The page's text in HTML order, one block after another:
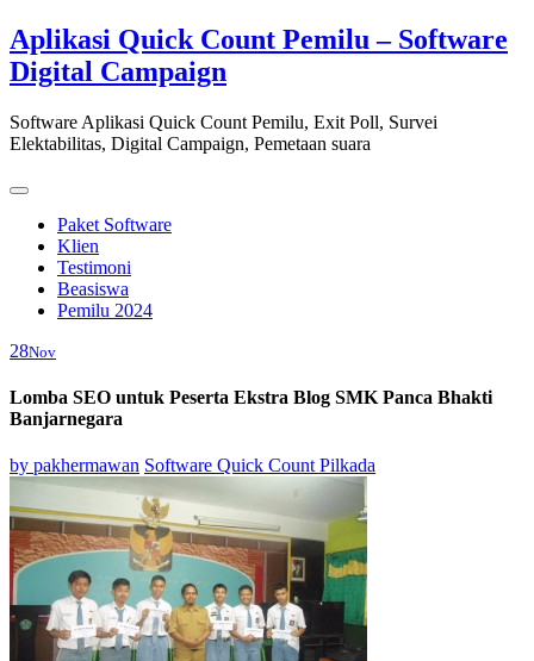
Skip
to
content
Aplikasi Quick Count Pemilu – Software
Digital Campaign
Software Aplikasi Quick Count Pemilu, Exit Poll, Survei
Elektabilitas, Digital Campaign, Pemetaan suara
Paket Software
Klien
Testimoni
Beasiswa
Pemilu 2024
28Nov
Lomba SEO untuk Peserta Ekstra Blog SMK Panca Bhakti
Banjarnegara
by pakhermawan Software Quick Count Pilkada